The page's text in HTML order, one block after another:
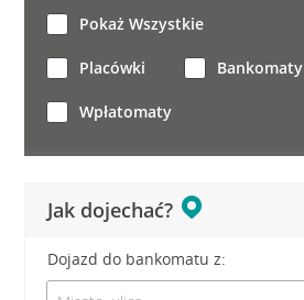
Jak dojechać?
Dojazd do bankomatu z:
Pokaż Wszystkie
Placówki Bankomaty
Wpłatomaty